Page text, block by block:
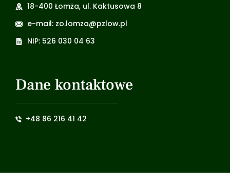
18-400 Łomża, ul. Kaktusowa 8
e-mail: zo.lomza@pzlow.pl
NIP: 526 030 04 63
Dane kontaktowe
+48 86 216 41 42